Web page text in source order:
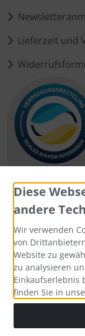
Lieferzeit und
Social Media
Diese
andere
Wir verwenden
von
Website zu
zu analysieren
Einkaufserlebnis
finden Sie in